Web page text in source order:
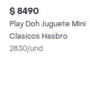
$ 8490
Play Doh Juguete Mini
Clasicos Hasbro
2830/und